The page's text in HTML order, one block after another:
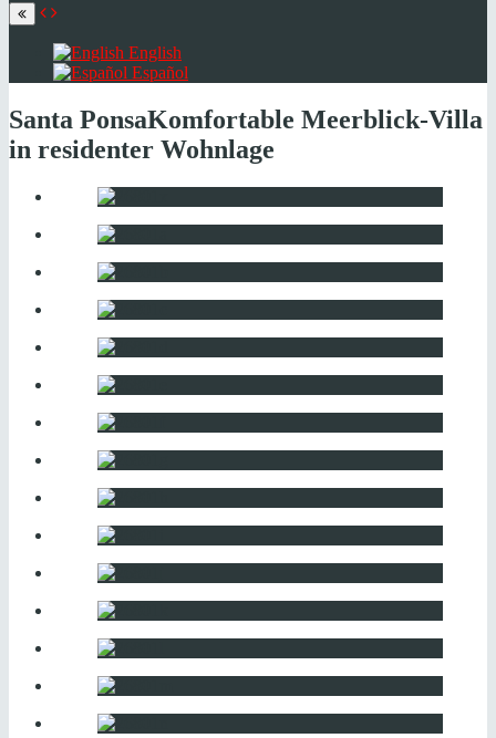
language
English
Español
Santa PonsaKomfortable Meerblick-Villa
in residenter Wohnlage